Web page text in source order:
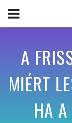
A
MIÉRT
HA